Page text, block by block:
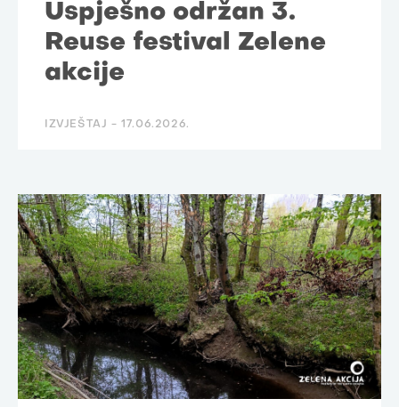
Uspješno održan 3.
Reuse festival Zelene
akcije
IZVJEŠTAJ -17.06.2026.